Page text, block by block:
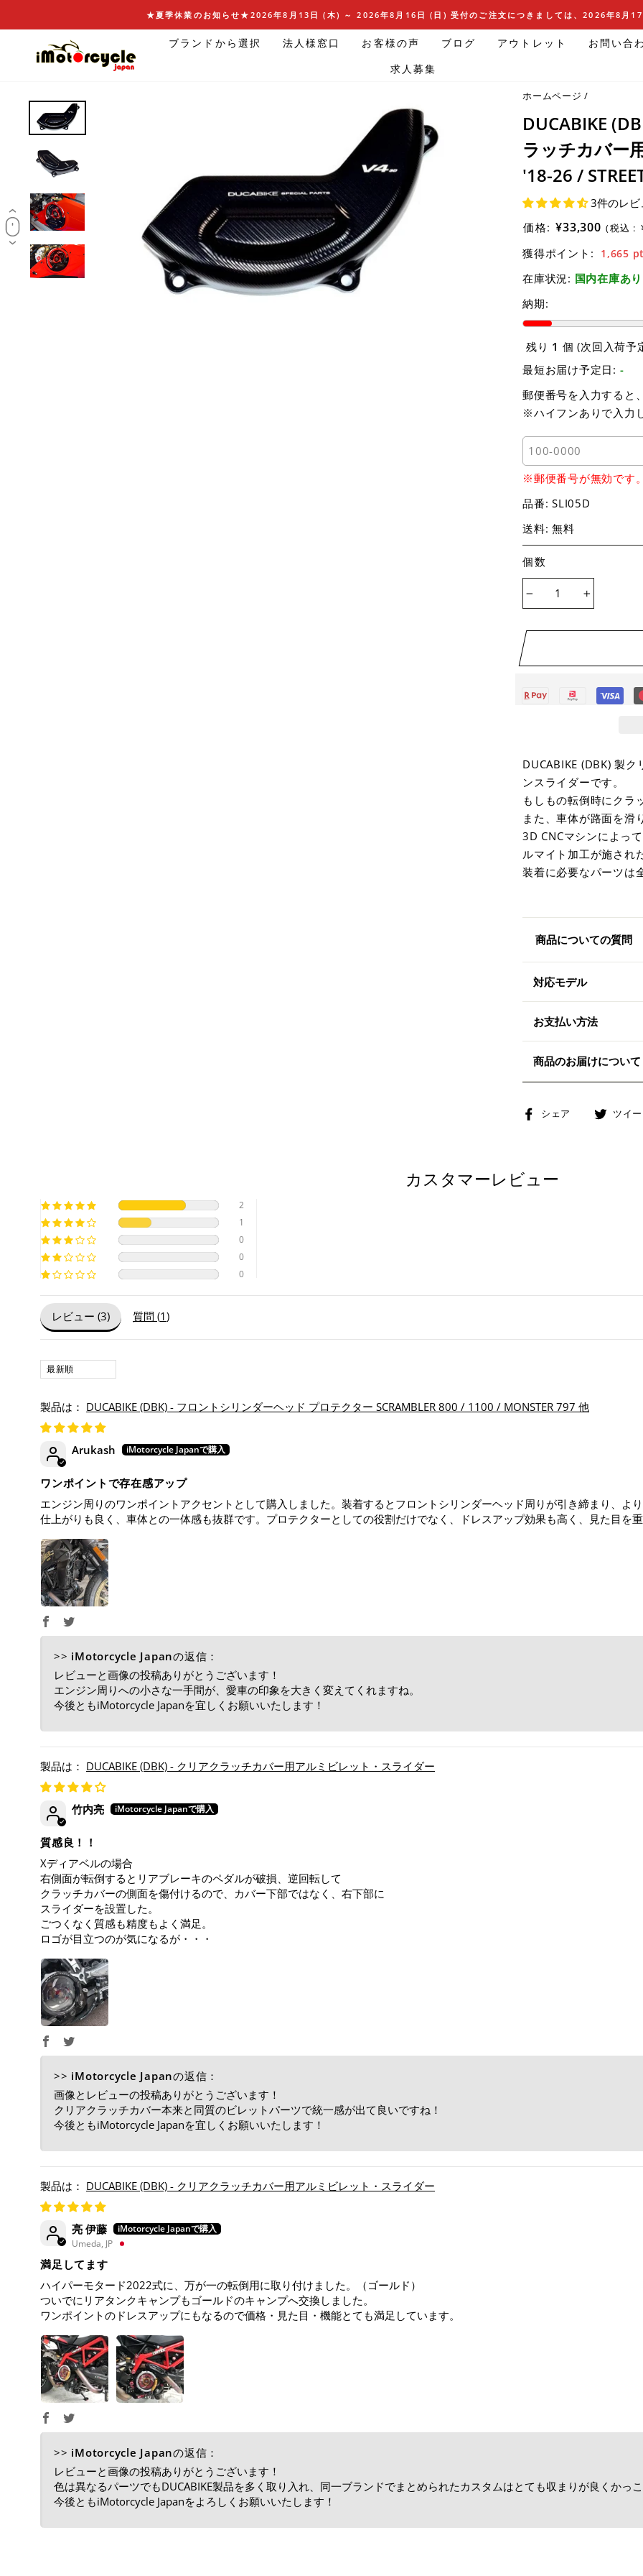
ン
る
★夏季休業のお知らせ★2026年8月13日 (木) ～ 2026年8月16日 (日) 受付のご注文につきましては、2026年8月17
ブランドから選択 法人様窓口 お客様の声 ブログ アウトレット
お問い合
求人募集
ホームページ /
DUCABIKE
ラッチカバー
'18-26 /
3件のレビ
価格: ¥33,300 (税込 :
獲得ポイント: 1,665 pt
在庫状況: 国内在庫あり
納期:
残り 1 個 (次回入荷予
最短お届け予定日: -
郵便番号を入力すると
※ハイフンありで入力
※郵便番号が無効です。
品番: SLI05D
送料: 無料
個数
DUCABIKE (DBK) 製
ンスライダーです。
もしもの転倒時にクラ
また、車体が路面を滑
3D CNCマシンによっ
ルマイト加工が施され
装着に必要なパーツは
商品についての質問
対応モデル
お支払い方法
商品のお届けについて
シェア
Facebook
ツイー
カスタマーレビュー
2
1
0
0
0
レビュー (3) 質問 (1)
SORT BY
DUCABIKE (DBK) - フロントシリンダーヘッド プロテクター SCRAMBLER 800 / 1100 / MONSTER 797 他
Arukash
ワンポイントで存在感アップ
エンジン周りのワンポイントアクセントとして購入しました。装着するとフロントシリンダーヘッド周りが引き締まり、よ
仕上がりも良く、車体との一体感も抜群です。プロテクターとしての役割だけでなく、ドレスアップ効果も高く、見た目を
>> iMotorcycle Japanの返信：
レビューと画像の投稿ありがとうございます！
エンジン周りへの小さな一手間が、愛車の印象を大きく変えてくれますね。
今後ともiMotorcycle Japanを宜しくお願いいたします！
DUCABIKE (DBK) - クリアクラッチカバー用アルミビレット・スライダー
竹内亮
質感良！！
Xディアベルの場合
右側面が転倒するとリアブレーキのペダルが破損、逆回転して
クラッチカバーの側面を傷付けるので、カバー下部ではなく、右下部に
スライダーを設置した。
ごつくなく質感も精度もよく満足。
ロゴが目立つのが気になるが・・・
>> iMotorcycle Japanの返信：
画像とレビューの投稿ありがとうございます！
クリアクラッチカバー本来と同質のビレットパーツで統一感が出て良いですね！
今後ともiMotorcycle Japanを宜しくお願いいたします！
DUCABIKE (DBK) - クリアクラッチカバー用アルミビレット・スライダー
亮 伊藤
Umeda, JP
満足してます
ハイパーモタード2022式に、万が一の転倒用に取り付けました。（ゴールド）
ついでにリアタンクキャンプもゴールドのキャンプへ交換しました。
ワンポイントのドレスアップにもなるので価格・見た目・機能とても満足しています。
>> iMotorcycle Japanの返信：
レビューと画像の投稿ありがとうございます！
色は異なるパーツでもDUCABIKE製品を多く取り入れ、同一ブランドでまとめられたカスタムはとても収まりが良くかっ
今後ともiMotorcycle Japanをよろしくお願いいたします！